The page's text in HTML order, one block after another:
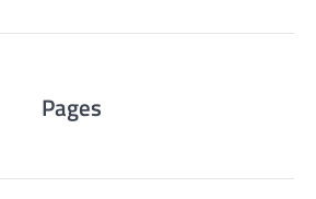
Pages